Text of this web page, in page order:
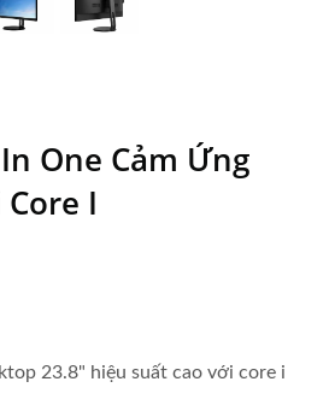
One Cảm Ứng
I
23.8" hiệu suất cao với core i